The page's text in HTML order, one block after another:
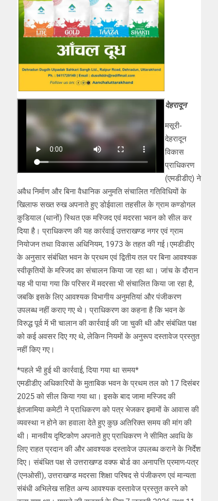
देहरादून
मसूरी-
देहरादून
विकास
प्राधिकरण
(एमडीडीए) ने
अवैध निर्माण और बिना वैधानिक अनुमति संचालित गतिविधियों के
खिलाफ सख्त रुख अपनाते हुए डोईवाला तहसील के ग्राम कण्डोगल
कुडियाल (थानों) स्थित एक मस्जिद एवं मदरसा भवन को सील कर
दिया है। प्राधिकरण की यह कार्रवाई उत्तराखण्ड नगर एवं ग्राम
नियोजन तथा विकास अधिनियम, 1973 के तहत की गई।एमडीडीए
के अनुसार संबंधित भवन के प्रथम एवं द्वितीय तल पर बिना आवश्यक
स्वीकृतियों के मस्जिद का संचालन किया जा रहा था। जांच के दौरान
यह भी पाया गया कि परिसर में मदरसा भी संचालित किया जा रहा है,
जबकि इसके लिए आवश्यक विभागीय अनुमतियां और पंजीकरण
उपलब्ध नहीं कराए गए थे। प्राधिकरण का कहना है कि भवन के
विरुद्ध पूर्व में भी चालान की कार्रवाई की जा चुकी थी और संबंधित पक्ष
को कई अवसर दिए गए थे, लेकिन नियमों के अनुरूप दस्तावेज प्रस्तुत
नहीं किए गए।
*पहले भी हुई थी कार्रवाई, दिया गया था समय*
एमडीडीए अधिकारियों के मुताबिक भवन के प्रथम तल को 17 दिसंबर
2025 को सील किया गया था। इसके बाद जामा मस्जिद की
इंतजामिया कमेटी ने प्राधिकरण को पत्र भेजकर इमामों के आवास की
व्यवस्था न होने का हवाला देते हुए कुछ अतिरिक्त समय की मांग की
थी। मानवीय दृष्टिकोण अपनाते हुए प्राधिकरण ने सीमित अवधि के
लिए राहत प्रदान की और आवश्यक दस्तावेज उपलब्ध कराने के निर्देश
दिए। संबंधित पक्ष से उत्तराखण्ड वक्फ बोर्ड का अनापत्ति प्रमाण-पत्र
(एनओसी), उत्तराखण्ड मदरसा शिक्षा परिषद से पंजीकरण एवं मान्यता
संबंधी अभिलेख सहित अन्य आवश्यक दस्तावेज प्रस्तुत करने को